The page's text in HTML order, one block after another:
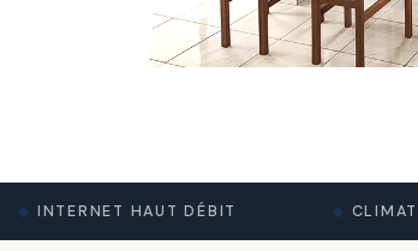
INTERNET HAUT DÉBIT